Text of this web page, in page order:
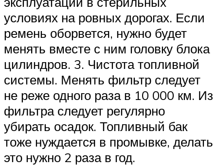
условиях на ровных дорогах. Если
ремень оборвется, нужно будет
менять вместе с ним головку блока
цилиндров. 3. Чистота топливной
системы. Менять фильтр следует
не реже одного раза в 10 000 км. Из
фильтра следует регулярно
убирать осадок. Топливный бак
тоже нуждается в промывке, делать
это нужно 2 раза в год.